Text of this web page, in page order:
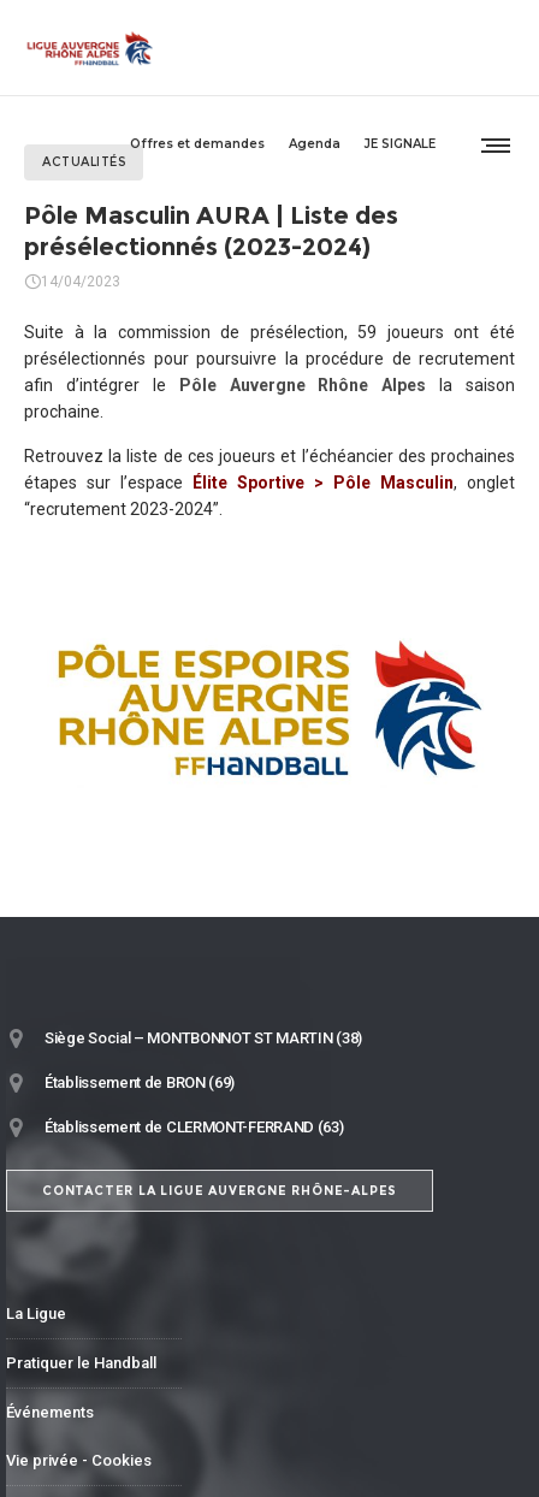
Offres et demandes Agenda
JE SIGNALE
ACTUALITÉS
Pôle Masculin AURA | Liste des
présélectionnés (2023-2024)
14/04/2023
Suite à la commission de présélection, 59 joueurs ont été
présélectionnés pour poursuivre la procédure de recrutement
afin d’intégrer le
Pôle Auvergne Rhône Alpes la saison
prochaine.
Retrouvez la liste de ces joueurs et l’échéancier des prochaines
étapes sur l’espace
Élite Sportive > Pôle Masculin, onglet
“recrutement 2023-2024”.
Siège Social – MONTBONNOT ST MARTIN (38)
Établissement de BRON (69)
Établissement de CLERMONT-FERRAND (63)
CONTACTER LA LIGUE AUVERGNE RHÔNE-ALPES
La Ligue
Pratiquer le Handball
Événements
Vie privée - Cookies